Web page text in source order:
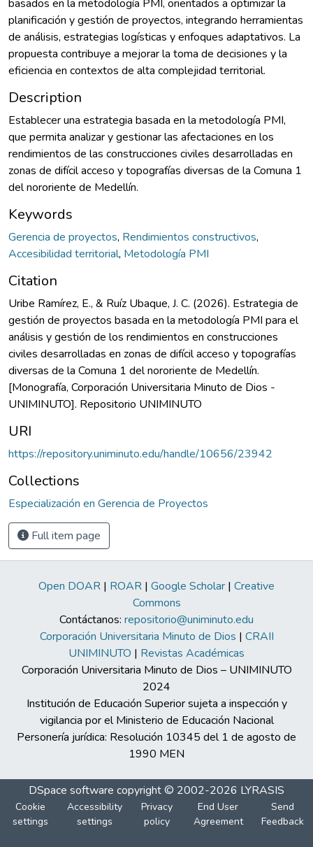
basados en la metodología PMI, orientados a optimizar la
planificación y gestión de proyectos, integrando herramientas
de análisis, estrategias logísticas y enfoques adaptativos. La
propuesta contribuye a mejorar la toma de decisiones y la
eficiencia en contextos de alta complejidad territorial.
Description
Establecer una estrategia basada en la metodología PMI,
que permita analizar y gestionar las afectaciones en los
rendimientos de las construcciones civiles desarrolladas en
zonas de difícil acceso y topografías diversas de la Comuna 1
del nororiente de Medellín.
Keywords
Gerencia de proyectos, Rendimientos constructivos,
Accesibilidad territorial, Metodología PMI
Citation
Uribe Ramírez, E., & Ruíz Ubaque, J. C. (2026). Estrategia de
gestión de proyectos basada en la metodología PMI para el
análisis y gestión de los rendimientos en construcciones
civiles desarrolladas en zonas de difícil acceso y topografías
diversas de la Comuna 1 del nororiente de Medellín.
[Monografía, Corporación Universitaria Minuto de Dios -
UNIMINUTO]. Repositorio UNIMINUTO
URI
https://repository.uniminuto.edu/handle/10656/23942
Collections
Especialización en Gerencia de Proyectos
Full item page
Open DOAR | ROAR | Google Scholar | Creative
Commons
Contáctanos: repositorio@uniminuto.edu
Corporación Universitaria Minuto de Dios | CRAII
UNIMINUTO | Revistas Académicas
Corporación Universitaria Minuto de Dios – UNIMINUTO
2024
Institución de Educación Superior sujeta a inspección y
vigilancia por el Ministerio de Educación Nacional
Personería jurídica: Resolución 10345 del 1 de agosto de
1990 MEN
DSpace software copyright © 2002-2026 LYRASIS
Cookie
settings
Accessibility
settings
Privacy
policy
End User
Agreement
Send
Feedback